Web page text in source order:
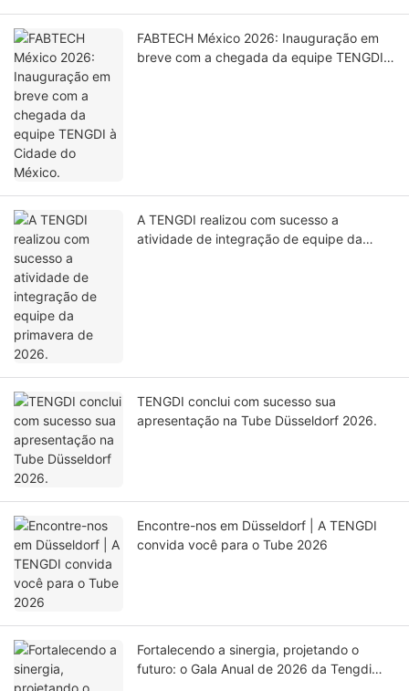
FABTECH México 2026: Inauguração em
breve com a chegada da equipe TENGDI à
A TENGDI realizou com sucesso a
atividade de integração de equipe da
TENGDI conclui com sucesso sua
apresentação na Tube Düsseldorf 2026.
Encontre-nos em Düsseldorf | A TENGDI
convida você para o Tube 2026
Fortalecendo a sinergia, projetando o
futuro: o Gala Anual de 2026 da Tengdi